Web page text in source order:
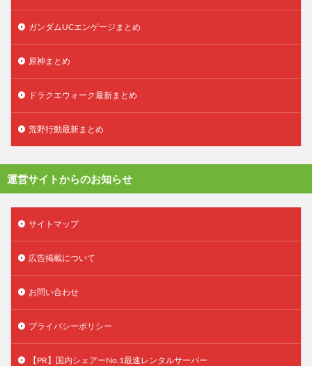
ガンダムUCエンゲージまとめ
原神まとめ
ドラクエウォーク最新まとめ
荒野行動最新まとめ
運営サイトからのお知らせ
サイトマップ
広告掲載について
お問い合わせ
プライバシーポリシー
【PR】国内シェアーNo.1最速レンタルサーバー